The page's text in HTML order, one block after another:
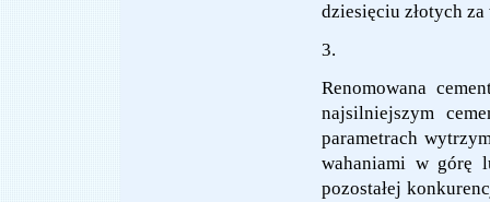
dziesięciu złotych za
3.
Renomowana
najsilniejszym
parametrach
wahaniami w górę
pozostałej